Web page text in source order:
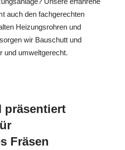
auch den fachgerechten
Heizungsrohren und
wir Bauschutt und
und umweltgerecht.
präsentiert
Fräsen